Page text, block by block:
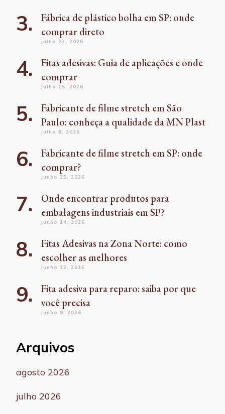
Fábrica de plástico bolha em SP: onde
comprar direto
julho 23, 2026
Fitas adesivas: Guia de aplicações e onde
comprar
julho 15, 2026
Fabricante de filme stretch em São
Paulo: conheça a qualidade da MN Plast
julho 8, 2026
Fabricante de filme stretch em SP: onde
comprar?
junho 25, 2026
Onde encontrar produtos para
embalagens industriais em SP?
junho 14, 2026
Fitas Adesivas na Zona Norte: como
escolher as melhores
junho 12, 2026
Fita adesiva para reparo: saiba por que
você precisa
junho 9, 2026
Arquivos
agosto 2026
julho 2026